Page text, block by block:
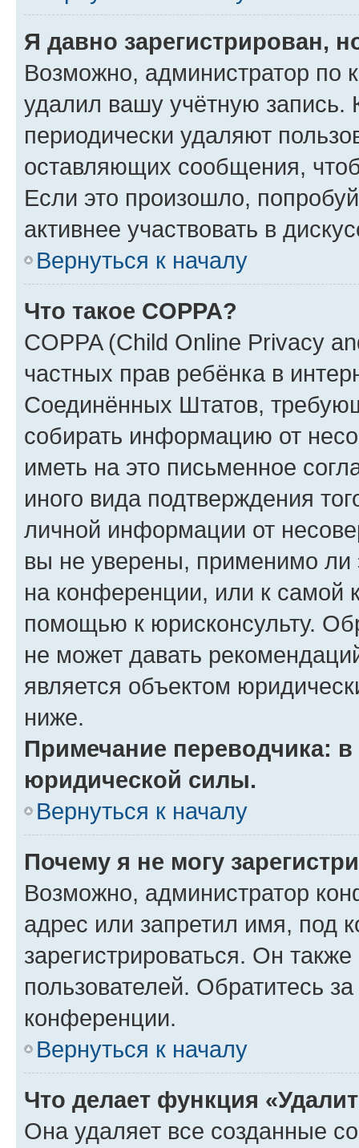
Я давно зарегистрирован,
Возможно, администратор по
удалил вашу учётную запись.
периодически удаляют
оставляющих сообщения,
Если это произошло,
активнее участвовать в
Вернуться к началу
Что такое COPPA?
COPPA (Child Online Privacy
частных прав ребёнка в
Соединённых Штатов,
собирать информацию от
иметь на это письменное
иного вида подтверждения
личной информации от
вы не уверены, применимо ли
на конференции, или к самой
помощью к юрисконсульту.
не может давать
является объектом
ниже.
Примечание переводчика:
юридической силы.
Вернуться к началу
Почему я не могу
Возможно, администратор
адрес или запретил имя, под
зарегистрироваться. Он
пользователей. Обратитесь
конференции.
Вернуться к началу
Что делает функция
Она удаляет все созданные